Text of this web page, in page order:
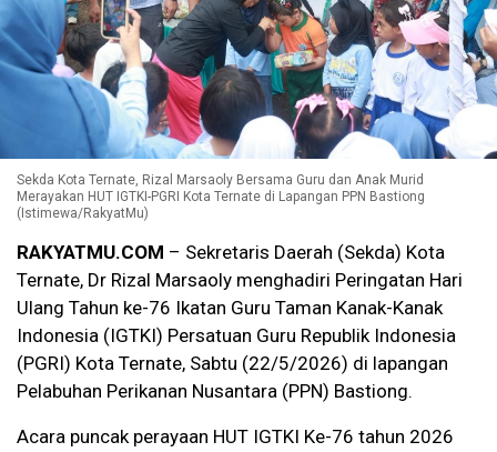
Sekda Kota Ternate, Rizal Marsaoly Bersama Guru dan Anak Murid
Merayakan HUT IGTKI-PGRI Kota Ternate di Lapangan PPN Bastiong
(Istimewa/RakyatMu)
RAKYATMU.COM – Sekretaris Daerah (Sekda) Kota
Ternate, Dr Rizal Marsaoly menghadiri Peringatan Hari
Ulang Tahun ke-76 Ikatan Guru Taman Kanak-Kanak
Indonesia (IGTKI) Persatuan Guru Republik Indonesia
(PGRI) Kota Ternate, Sabtu (22/5/2026) di lapangan
Pelabuhan Perikanan Nusantara (PPN) Bastiong.
Acara puncak perayaan HUT IGTKI Ke-76 tahun 2026